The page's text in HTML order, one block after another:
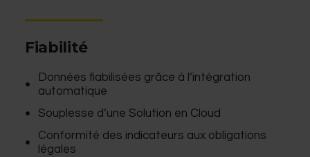
Fiabilité
Données fiabilisées grâce à l’intégration
automatique
Souplesse d’une Solution en Cloud
Conformité des indicateurs aux obligations
légales